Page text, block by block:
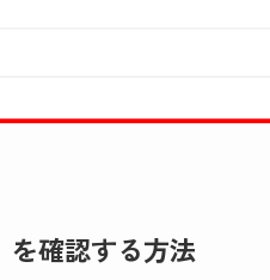
を確認する方法